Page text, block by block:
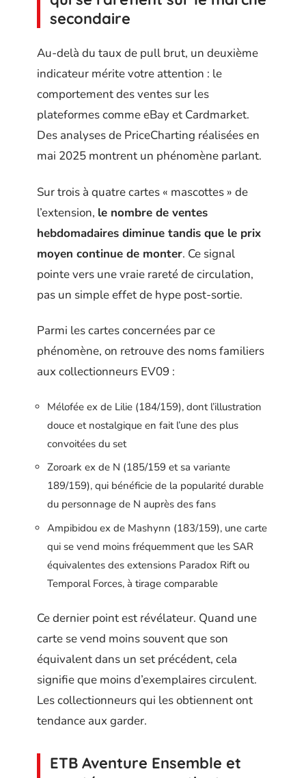
secondaire
Au-delà du taux de pull brut, un deuxième
indicateur mérite votre attention : le
comportement des ventes sur les
plateformes comme eBay et Cardmarket.
Des analyses de PriceCharting réalisées en
mai 2025 montrent un phénomène parlant.
Sur trois à quatre cartes « mascottes » de
l’extension, le nombre de ventes
hebdomadaires diminue tandis que le prix
moyen continue de monter. Ce signal
pointe vers une vraie rareté de circulation,
pas un simple effet de hype post-sortie.
Parmi les cartes concernées par ce
phénomène, on retrouve des noms familiers
aux collectionneurs EV09 :
Mélofée ex de Lilie (184/159), dont l’illustration
douce et nostalgique en fait l’une des plus
convoitées du set
Zoroark ex de N (185/159 et sa variante
189/159), qui bénéficie de la popularité durable
du personnage de N auprès des fans
Ampibidou ex de Mashynn (183/159), une carte
qui se vend moins fréquemment que les SAR
équivalentes des extensions Paradox Rift ou
Temporal Forces, à tirage comparable
Ce dernier point est révélateur. Quand une
carte se vend moins souvent que son
équivalent dans un set précédent, cela
signifie que moins d’exemplaires circulent.
Les collectionneurs qui les obtiennent ont
tendance aux garder.
ETB Aventure Ensemble et